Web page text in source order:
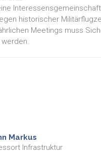
historischer
Meetings muss
Markus
Infrastruktur